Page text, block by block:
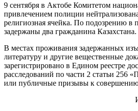
9 сентября в Актобе Комитетом
привлечением полиции
религиозная ячейка. По подозрению в
задержаны два гражданина Казахстана.
В местах проживания задержанных
литературу и другие вещественные
зарегистрировано в Едином реестре
расследований по части 2 статьи 256
или публичные призывы к